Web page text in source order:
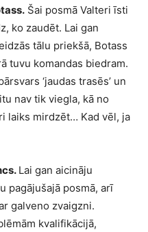
Šai posmā Valteri īsti
ko zaudēt. Lai gan
tālu priekšā, Botass
tuvu komandas biedram.
‘jaudas trasēs’ un
nav tik viegla, kā no
laiks mirdzēt… Kad vēl, ja
Lai gan aicināju
pagājušajā posmā, arī
galveno zvaigzni.
kvalifikācijā,